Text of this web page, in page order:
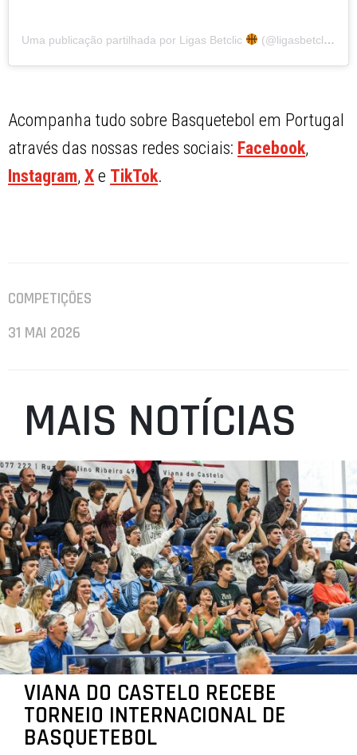
Uma publicação partilhada por Ligas Betclic (@ligasbetclic)
Acompanha tudo sobre Basquetebol em Portugal
através das nossas redes sociais: Facebook,
Instagram,X e TikTok.
COMPETIÇÕES
31 MAI 2026
MAIS NOTÍCIAS
VIANA DO CASTELO RECEBE
TORNEIO INTERNACIONAL DE
BASQUETEBOL